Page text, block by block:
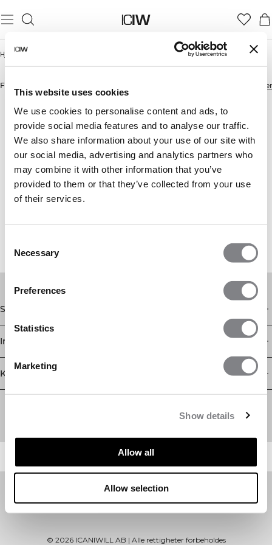
This website uses cookies
We use cookies to personalise content and ads, to
provide social media features and to analyse our traffic.
We also share information about your use of our site with
our social media, advertising and analytics partners who
may combine it with other information that you’ve
provided to them or that they’ve collected from your use
of their services.
Selection
Necessary
Preferences
Statistics
Marketing
Show details
Allow all
Allow selection
Hjem / For den som elsker hviledagen Dame
FOR DEN SOM ELSKER HVILEDAGEN
For den som elsker hviledagen For
Shop
Informasjon
Kundeservice
Newsletter
Abonner på nyhetsbrevet vårt! Få eksklusive tilbud, de siste
© 2026ICANIWILL AB | Alle rettigheter forbeholdes